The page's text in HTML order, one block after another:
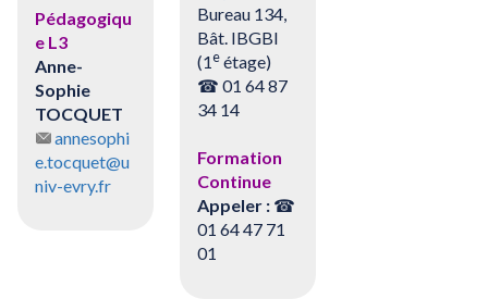
Pédagogiqu
e L3
Anne-
Sophie
TOCQUET
annesophi
e.tocquet@u
niv-evry.fr
Bureau 134,
Bât. IBGBI
(1eétage)
☎ 01 64 87
34 14
Formation
Continue
Appeler :☎
01 64 47 71
01